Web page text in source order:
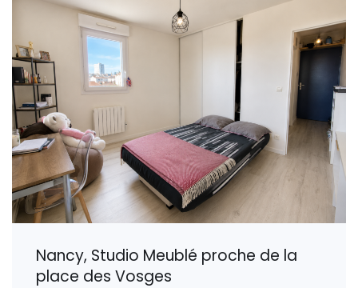
Nancy, Studio Meublé proche de la
place des Vosges